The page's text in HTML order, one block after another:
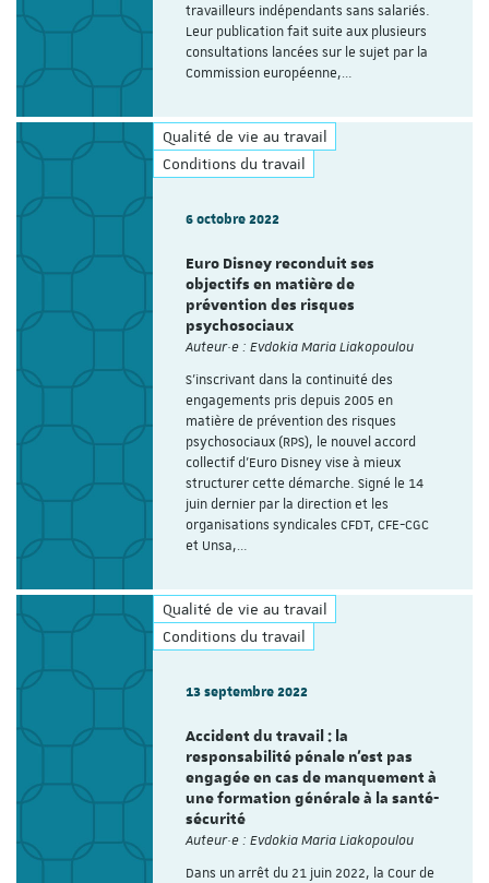
travailleurs indépendants sans salariés.
Leur publication fait suite aux plusieurs
consultations lancées sur le sujet par la
Commission européenne,…
Qualité de vie au travail
Conditions du travail
6 octobre 2022
Euro Disney reconduit ses
objectifs en matière de
prévention des risques
psychosociaux
Auteur·e : Evdokia Maria Liakopoulou
S’inscrivant dans la continuité des
engagements pris depuis 2005 en
matière de prévention des risques
psychosociaux (RPS), le nouvel accord
collectif d'Euro Disney vise à mieux
structurer cette démarche. Signé le 14
juin dernier par la direction et les
organisations syndicales CFDT, CFE-CGC
et Unsa,…
Qualité de vie au travail
Conditions du travail
13 septembre 2022
Accident du travail : la
responsabilité pénale n’est pas
engagée en cas de manquement à
une formation générale à la santé-
sécurité
Auteur·e : Evdokia Maria Liakopoulou
Dans un arrêt du 21 juin 2022, la Cour de